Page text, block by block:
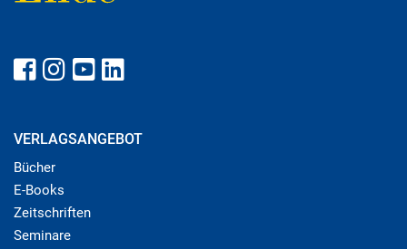
VERLAGSANGEBOT
Bücher
E-Books
Zeitschriften
Seminare